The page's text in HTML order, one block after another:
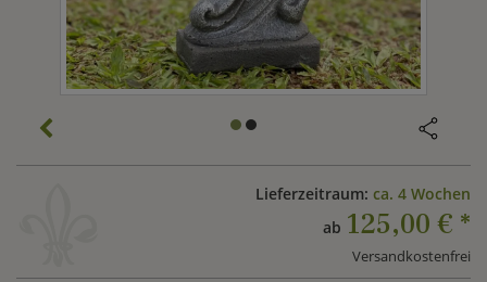
Lieferzeitraum: ca. 4 Wochen
ab 125,00 € *
Versandkostenfrei